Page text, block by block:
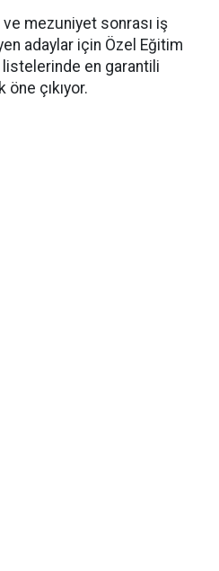
mezuniyet sonrası iş
adaylar için Özel Eğitim
en garantili
çıkıyor.